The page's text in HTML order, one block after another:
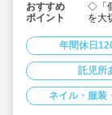
おすすめ
ポイント
◇「
を大
す♪
◇保
◇ICT
仕事
◇定
◇職
年間休日
託児所
ネイル・服装